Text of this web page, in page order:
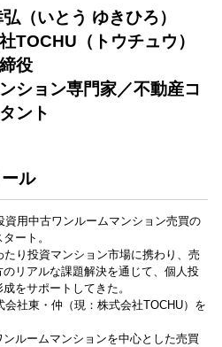
（いとう ゆきひろ）
TOCHU（トウチュウ）
役
ション専門家／不動産コ
ント
ル
資用中古ワンルームマンション売買の
ート。
たり投資マンション市場に携わり、売
のリアルな課題解決を通じて、個人投
をサポートしてきた。
会社東・仲（現：株式会社TOCHU）を
ルームマンションを中心とした売買